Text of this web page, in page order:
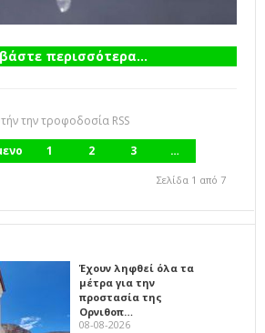
περισσότερα...
την τροφοδοσία RSS
1 2 3
…
Σελίδα 1 από 7
Έχουν ληφθεί όλα τα
μέτρα για την
προστασία της
Ορνιθοπ…
08-08-2026